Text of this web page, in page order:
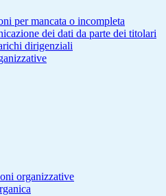
per mancata o incompleta
dei dati da parte dei titolari
dirigenziali
organizzative